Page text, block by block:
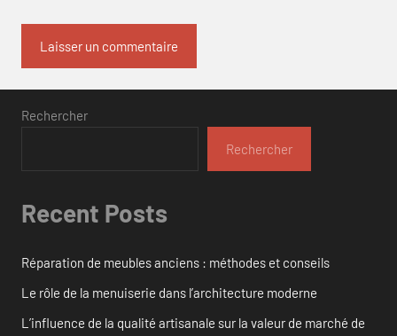
Rechercher
Rechercher
Recent Posts
Réparation de meubles anciens : méthodes et conseils
Le rôle de la menuiserie dans l’architecture moderne
L’influence de la qualité artisanale sur la valeur de marché de